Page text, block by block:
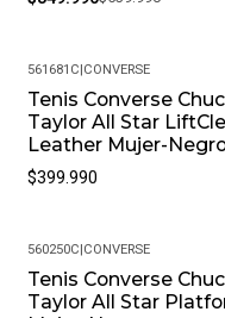
¿Sus Productos Son
Somos Distribuidores
Estar Seguro De Que
¿Cuál Es La Política
Productos, Cuentan
Defectos De
¿Puedo Cambiar La
Pacific Sport Colombia
Variar. Ofrecemos
561681C|CONVERSE
Tenis Converse
Taylor All Star
Leather Mujer-
$399.990
560250C|CONVERSE
Tenis Converse
Taylor All Star